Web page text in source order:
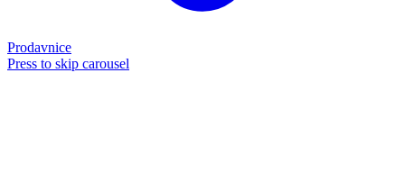
Prodavnice
Press to skip carousel